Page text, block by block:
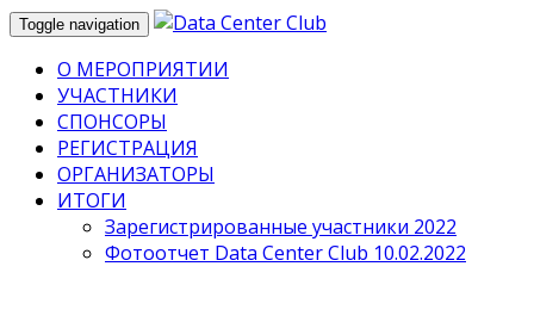
Toggle navigation
О МЕРОПРИЯТИИ
УЧАСТНИКИ
СПОНСОРЫ
РЕГИСТРАЦИЯ
ОРГАНИЗАТОРЫ
ИТОГИ
Зарегистрированные участники 2022
Фотоотчет Data Center Club 10.02.2022